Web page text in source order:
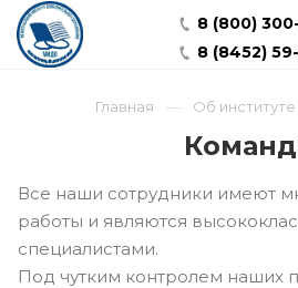
8 (800)
8 (8452)
Главная Об институте
Все наши сотрудники имеют
работы и являются
специалистами.
Под чутким контролем наших